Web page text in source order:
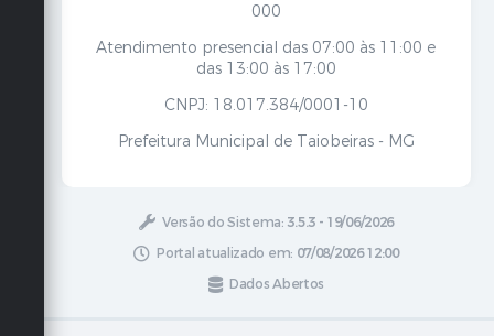
000
Atendimento presencial das 07:00 às 11:00 e
das 13:00 às 17:00
CNPJ: 18.017.384/0001-10
Prefeitura Municipal de Taiobeiras - MG
Versão do Sistema: 3.5.3 - 19/06/2026
Portal atualizado em: 07/08/2026 12:00
Dados Abertos